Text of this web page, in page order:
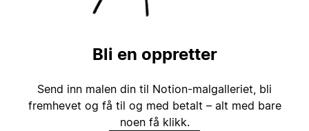
Bli en oppretter
Send inn malen din til Notion-malgalleriet, bli
fremhevet og få til og med betalt – alt med bare
noen få klikk.